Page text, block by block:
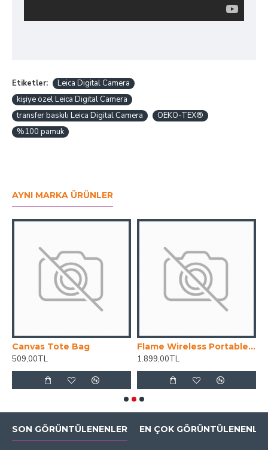
Etiketler:
Leica Digital Camera
kişiye özel Leica Digital Camera
transfer baskılı Leica Digital Camera
OEKO-TEX®
%100 pamuk
AYNI MARKA ÜRÜNLER
Canvas Tote Bag
509,00TL
Flame Wireless Portable Speaker
1.899,00TL
SON GÖRÜNTÜLENENLER EN ÇOK